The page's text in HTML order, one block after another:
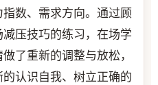
数、需求方向。通过顾
压技巧的练习，在场学
了重新的调整与放松，
认识自我、树立正确的